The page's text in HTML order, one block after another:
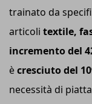
trainato da
articoli textile,
incremento del
ècresciuto del
necessità di